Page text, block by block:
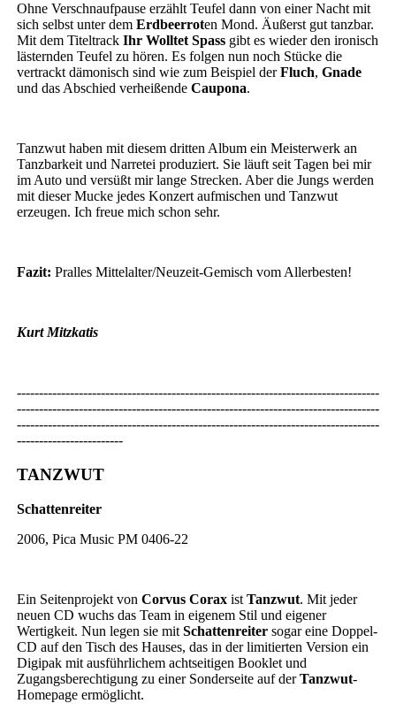
Ohne Verschnaufpause erzählt Teufel dann von einer Nacht mit
sich selbst unter dem Erdbeerroten Mond. Äußerst gut tanzbar.
Mit dem Titeltrack Ihr Wolltet Spassgibt es wieder den ironisch
lästernden Teufel zu hören. Es folgen nun noch Stücke die
vertrackt dämonisch sind wie zum Beispiel derFluch, Gnade
und das Abschied verheißende Caupona.
Tanzwut haben mit diesem dritten Album ein Meisterwerk an
Tanzbarkeit und Narretei produziert. Sie läuft seit Tagen bei mir
im Auto und versüßt mir lange Strecken. Aber die Jungs werden
mit dieser Mucke jedes Konzert aufmischen und Tanzwut
erzeugen. Ich freue mich schon sehr.
Fazit: Pralles Mittelalter/Neuzeit-Gemisch vom Allerbesten!
Kurt Mitzkatis
----------------------------------------------------------------------------------
----------------------------------------------------------------------------------
----------------------------------------------------------------------------------
------------------------
TANZWUT
Schattenreiter
2006, Pica Music PM 0406-22
Ein Seitenprojekt von Corvus Coraxist Tanzwut. Mit jeder
neuen CD wuchs das Team in eigenem Stil und eigener
Wertigkeit. Nun legen sie mit Schattenreitersogar eine Doppel-
CD auf den Tisch des Hauses, das in der limitierten Version ein
Digipak mit ausführlichem achtseitigen Booklet und
Zugangsberechtigung zu einer Sonderseite auf derTanzwut-
Homepage ermöglicht.